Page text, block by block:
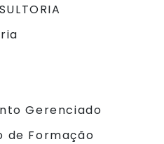
Gerenciado
de Formação